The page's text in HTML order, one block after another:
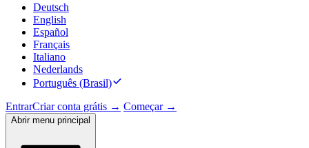
Deutsch
English
Español
Français
Italiano
Nederlands
Português (Brasil)
EntrarCriar conta grátis → Começar →
Abrir menu principal